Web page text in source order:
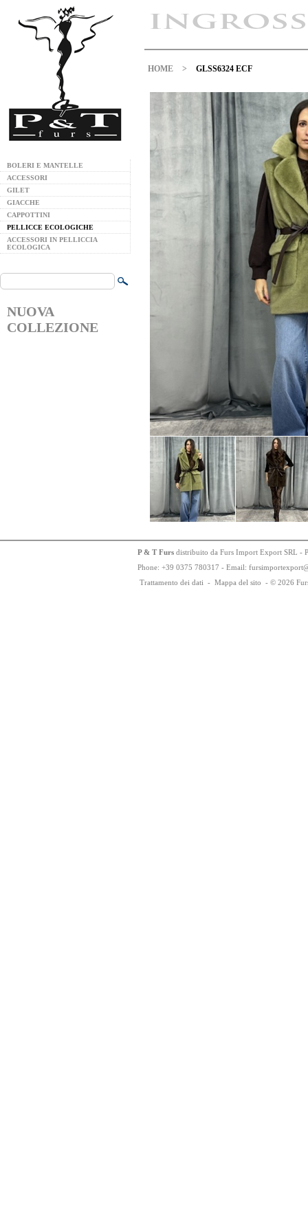
BOLERI E MANTELLE
ACCESSORI
GILET
GIACCHE
CAPPOTTINI
PELLICCE ECOLOGICHE
ACCESSORI IN PELLICCIA
ECOLOGICA
NUOVA
COLLEZIONE
HOME > GLSS6324 ECF
P & T Furs distribuito da Furs Import Export SRL -
Phone: +39 0375 780317 - Email: fursimportexport
Trattamento dei dati - Mappa del sito - © 2026